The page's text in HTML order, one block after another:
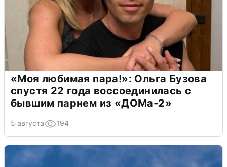
«Моя любимая пара!»: Ольга Бузова
спустя 22 года воссоединилась с
бывшим парнем из «ДОМа-2»
5 августа 194